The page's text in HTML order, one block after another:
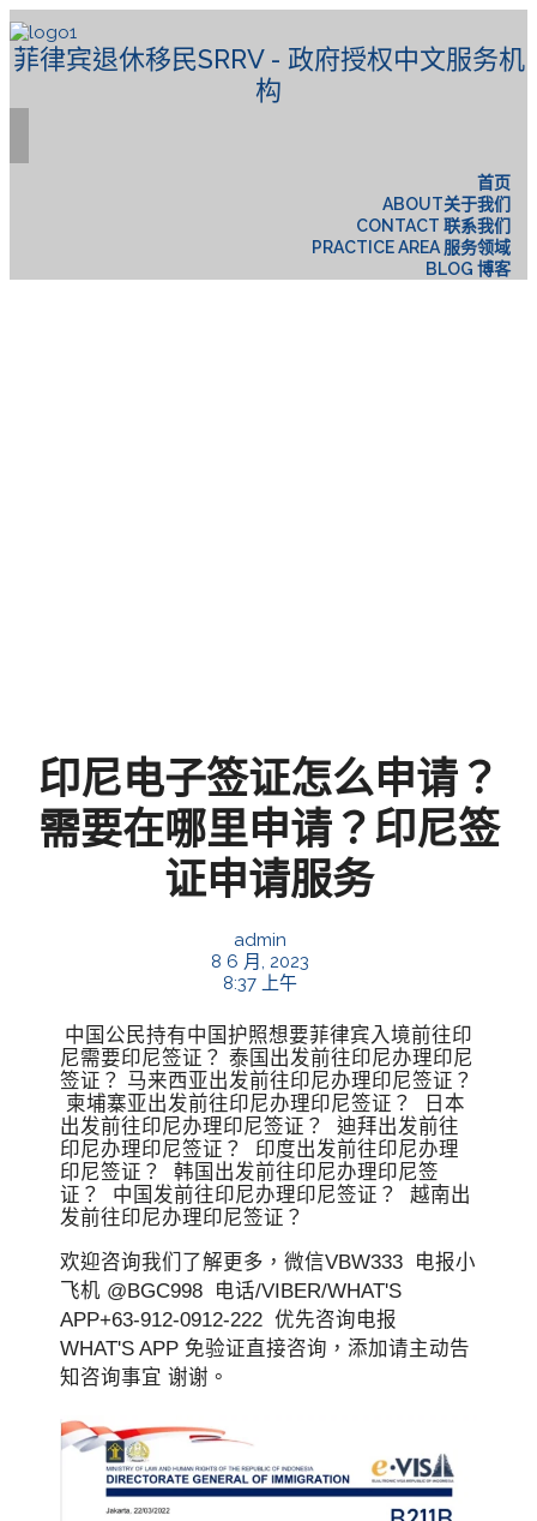
菲律宾退休移民SRRV - 政府授权中文服务机
构
首页
ABOUT关于我们
CONTACT 联系我们
PRACTICE AREA 服务领域
BLOG 博客
印尼电子签证怎么申请？
需要在哪里申请？印尼签
证申请服务
admin
8 6 月, 2023
8:37 上午
中国公民持有中国护照想要菲律宾入境前往印
尼需要印尼签证？ 泰国出发前往印尼办理印尼
签证？ 马来西亚出发前往印尼办理印尼签证？
柬埔寨亚出发前往印尼办理印尼签证？ 日本
出发前往印尼办理印尼签证？ 迪拜出发前往
印尼办理印尼签证？ 印度出发前往印尼办理
印尼签证？ 韩国出发前往印尼办理印尼签
证？ 中国发前往印尼办理印尼签证？ 越南出
发前往印尼办理印尼签证？
欢迎咨询我们了解更多，微信VBW333 电报小
飞机 @BGC998 电话/VIBER/WHAT'S
APP+63-912-0912-222 优先咨询电报
WHAT'S APP 免验证直接咨询，添加请主动告
知咨询事宜 谢谢。